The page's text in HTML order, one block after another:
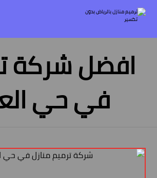
افضل شركة
في حي